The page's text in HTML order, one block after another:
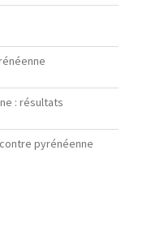
: résultats
pyrénéenne